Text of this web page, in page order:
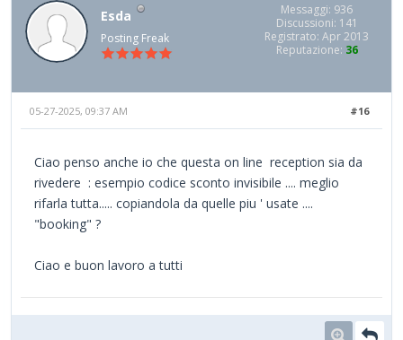
Esda
Posting Freak
Messaggi: 936
Discussioni: 141
Registrato: Apr 2013
Reputazione: 36
#16
05-27-2025, 09:37 AM
Ciao penso anche io che questa on line reception sia da
rivedere : esempio codice sconto invisibile .... meglio
rifarla tutta..... copiandola da quelle piu ' usate ....
"booking" ?
Ciao e buon lavoro a tutti